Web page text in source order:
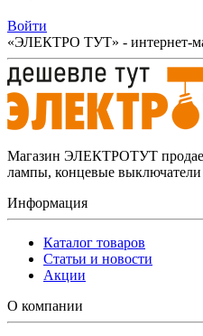
Войти
«ЭЛЕКТРО ТУТ» - интернет-
Магазин ЭЛЕКТРОТУТ продает
лампы, концевые
Информация
Каталог товаров
Статьи и новости
Акции
О компании